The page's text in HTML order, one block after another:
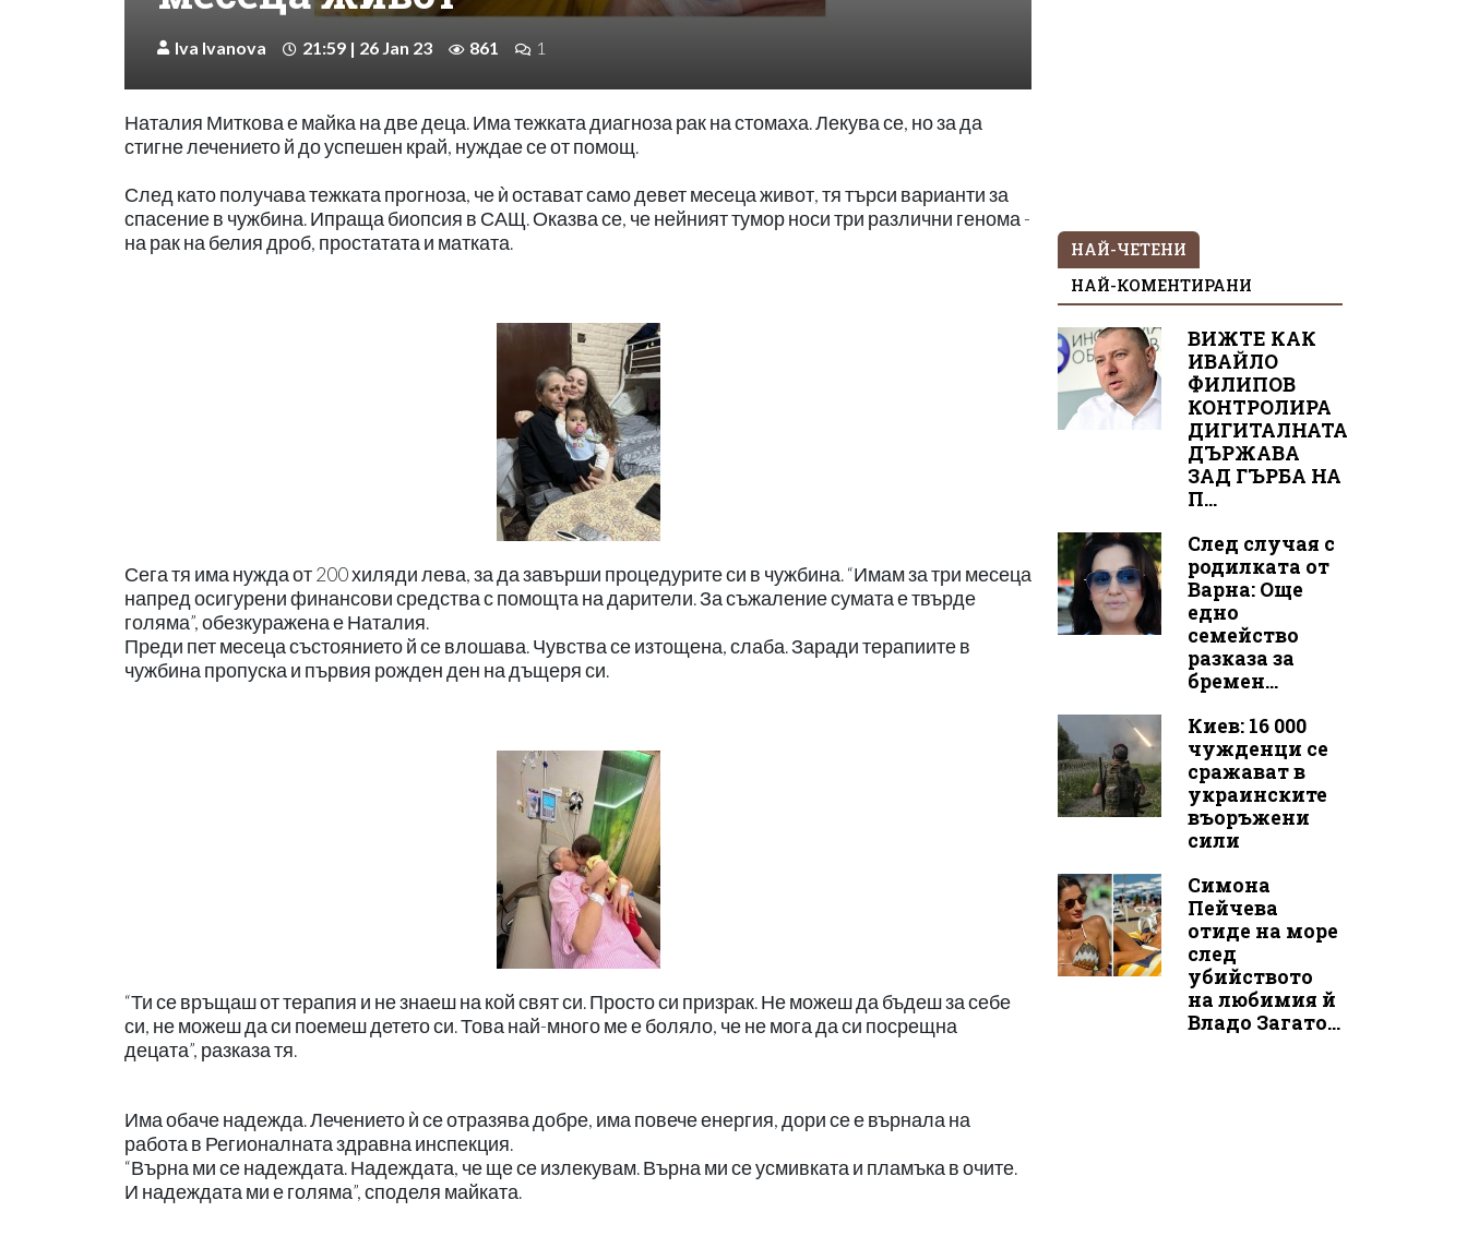
Iva Ivanova 21:59 | 26 Jan 23 861 1
Наталия Миткова е майка на две деца. Има тежката диагноза рак на стомаха. Лекува се, но за да
стигне лечението й до успешен край, нуждае се от помощ.
След като получава тежката прогноза, че ѝ остават само девет месеца живот, тя търси варианти за
спасение в чужбина. Ипраща биопсия в САЩ. Оказва се, че нейният тумор носи три различни генома -
на рак на белия дроб, простатата и матката.
Сега тя има нужда от 200 хиляди лева, за да завърши процедурите си в чужбина. “Имам за три месеца
напред осигурени финансови средства с помощта на дарители. За съжаление сумата е твърде
голяма”, обезкуражена е Наталия.
Преди пет месеца състоянието й се влошава. Чувства се изтощена, слаба. Заради терапиите в
чужбина пропуска и първия рожден ден на дъщеря си.
“Ти се връщаш от терапия и не знаеш на кой свят си. Просто си призрак. Не можеш да бъдеш за себе
си, не можеш да си поемеш детето си. Това най-много ме е боляло, че не мога да си посрещна
децата”, разказа тя.
Има обаче надежда. Лечението ѝ се отразява добре, има повече енергия, дори се е върнала на
работа в Регионалната здравна инспекция.
“Върна ми се надеждата. Надеждата, че ще се излекувам. Върна ми се усмивката и пламъка в очите.
И надеждата ми е голяма”, споделя майката.
НАЙ-ЧЕТЕНИ
НАЙ-КОМЕНТИРАНИ
ВИЖТЕ КАК
ИВАЙЛО
ФИЛИПОВ
КОНТРОЛИРА
ДИГИТАЛНАТА
ДЪРЖАВА
ЗАД ГЪРБА НА
П...
След случая с
родилката от
Варна: Още
едно
семейство
разказа за
бремен...
Киев: 16 000
чужденци се
сражават в
украинските
въоръжени
сили
Симона
Пейчева
отиде на море
след
убийството
на любимия й
Владо Загато...